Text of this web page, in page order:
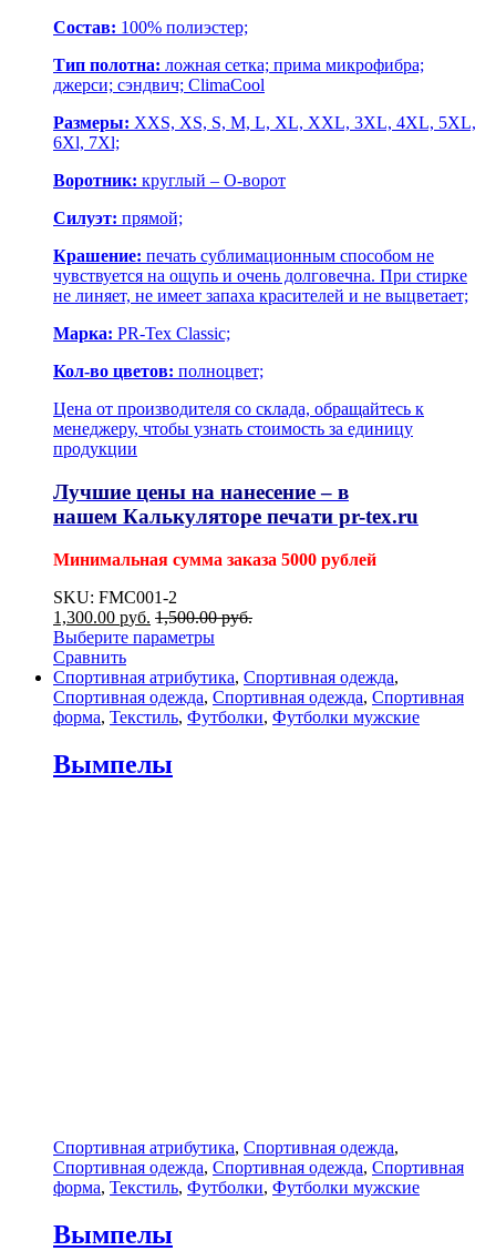
Состав: 100% полиэстер;
Тип полотна: ложная сетка; прима микрофибра;
джерси; сэндвич; ClimaCool
Размеры: XXS, XS, S, M, L, XL, XXL, 3XL, 4XL, 5XL,
6Xl, 7Xl;
Воротник: круглый – О-ворот
Силуэт: прямой;
Крашение: печать сублимационным способом не
чувствуется на ощупь и очень долговечна. При стирке
не линяет, не имеет запаха красителей и не выцветает;
Марка: PR-Tex Classic;
Кол-во цветов: полноцвет;
Цена от производителя со склада, обращайтесь к
менеджеру, чтобы узнать стоимость за единицу
продукции
Лучшие цены на нанесение – в
нашем Калькуляторе печати pr-tex.ru
Минимальная сумма заказа 5000 рублей
SKU: FMC001-2
1,300.00 руб. 1,500.00руб.
Выберите параметры
Сравнить
Спортивная атрибутика, Спортивная одежда,
Спортивная одежда, Спортивная одежда, Спортивная
форма, Текстиль, Футболки, Футболки мужские
Вымпелы
Спортивная атрибутика, Спортивная одежда,
Спортивная одежда, Спортивная одежда, Спортивная
форма, Текстиль, Футболки, Футболки мужские
Вымпелы